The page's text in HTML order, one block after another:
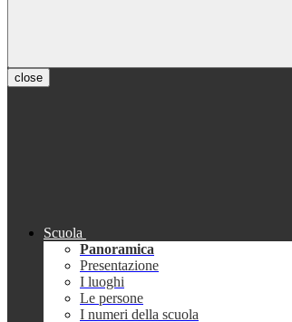
close
Scuola
Panoramica
Presentazione
I luoghi
Le persone
I numeri della scuola